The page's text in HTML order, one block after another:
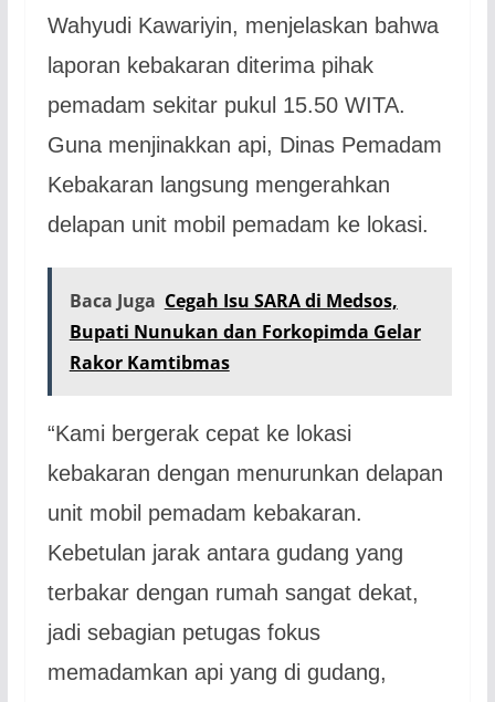
Wahyudi Kawariyin, menjelaskan bahwa
laporan kebakaran diterima pihak
pemadam sekitar pukul 15.50 WITA.
Guna menjinakkan api, Dinas Pemadam
Kebakaran langsung mengerahkan
delapan unit mobil pemadam ke lokasi.
Baca Juga Cegah Isu SARA di Medsos,
Bupati Nunukan dan Forkopimda Gelar
Rakor Kamtibmas
“Kami bergerak cepat ke lokasi
kebakaran dengan menurunkan delapan
unit mobil pemadam kebakaran.
Kebetulan jarak antara gudang yang
terbakar dengan rumah sangat dekat,
jadi sebagian petugas fokus
memadamkan api yang di gudang,